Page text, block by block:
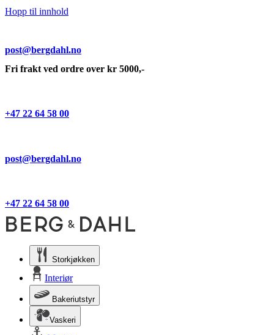
Hopp til innhold
post@bergdahl.no
Fri frakt ved ordre over kr 5000,-
+47 22 64 58 00
post@bergdahl.no
+47 22 64 58 00
Storkjøkken
Interiør
Bakeriutstyr
Vaskeri